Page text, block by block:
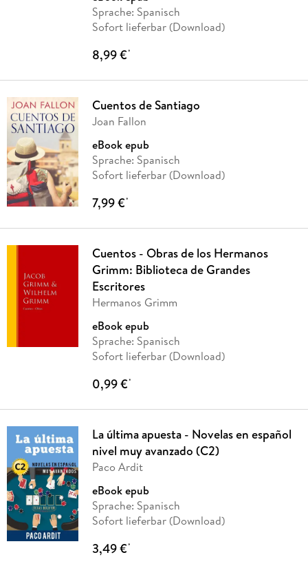
Sprache: Spanisch
Sofort lieferbar (Download)
8,99 €*
Cuentos de Santiago
Joan Fallon
eBook epub
Sprache: Spanisch
Sofort lieferbar (Download)
7,99 €*
Cuentos - Obras de los Hermanos
Grimm: Biblioteca de Grandes
Escritores
Hermanos Grimm
eBook epub
Sprache: Spanisch
Sofort lieferbar (Download)
0,99 €*
La última apuesta - Novelas en español
nivel muy avanzado (C2)
Paco Ardit
eBook epub
Sprache: Spanisch
Sofort lieferbar (Download)
3,49 €*